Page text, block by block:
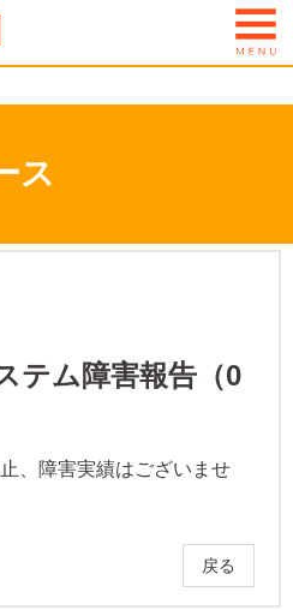
ス
テム障害報告（0
、障害実績はございませ
戻る